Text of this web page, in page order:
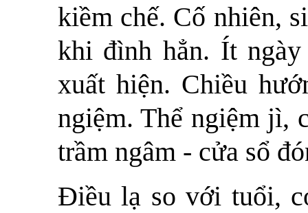
kiềm chế. Cố nhiên,
khi đình hẳn. Ít
xuất hiện. Chiều
ngiệm. Thể ngiệm jì,
trầm ngâm - cửa sổ
Điều lạ so với tuổi,